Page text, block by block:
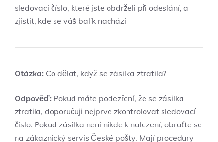
sledovací číslo, které jste obdrželi při odeslání, a
zjistit, kde se váš balík nachází.
Otázka: Co dělat, když se zásilka ztratila?
Odpověď: Pokud máte podezření, že se zásilka
ztratila, doporučuji nejprve zkontrolovat sledovací
číslo. Pokud zásilka není nikde k nalezení, obraťte se
na zákaznický servis České pošty. Mají procedury